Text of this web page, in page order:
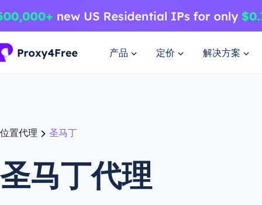
产品 定价 解决方案
位置代理 圣马丁
圣马丁代理